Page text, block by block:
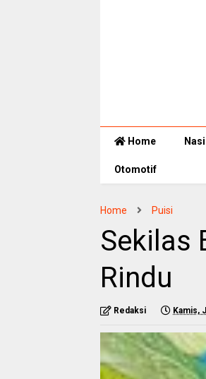
Home
Otomotif
Home Puisi
Sekilas
Rindu
Redaksi Kamis,